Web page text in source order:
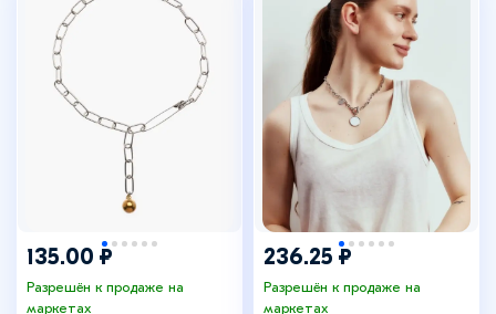
135.00 ₽
Разрешён к продаже на
маркетах
236.25 ₽
Разрешён к продаже на
маркетах